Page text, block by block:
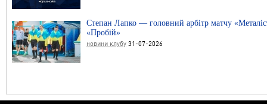
Степан Лапко — головний арбітр матчу
«Пробій»
новини клубу 31-07-2026